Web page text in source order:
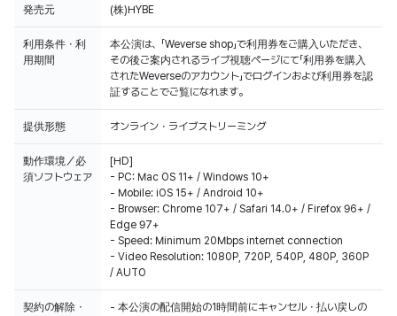
発売元 (株)HYBE
利用条件・利
用期間
本公演は、「Weverse shop」で利用券をご購入いただき、
その後ご案内されるライブ視聴ページにて「利用券を購入
されたWeverseのアカウント」でログインおよび利用券を認
証することでご覧になれます。
提供形態 オンライン・ライブストリーミング
動作環境／必
須ソフトウェア
[HD]
- PC: Mac OS 11+ / Windows 10+
- Mobile: iOS 15+ / Android 10+
- Browser: Chrome 107+ / Safari 14.0+ / Firefox 96+ /
Edge 97+
- Speed: Minimum 20Mbps internet connection
- Video Resolution: 1080P, 720P, 540P, 480P, 360P
/ AUTO
契約の解除・
- 本公演の配信開始の1時間前にキャンセル・払い戻しの